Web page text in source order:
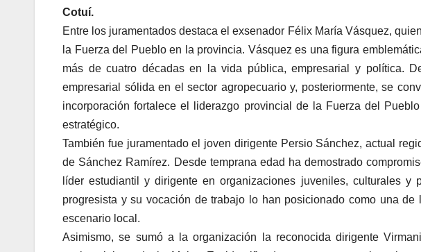
Cotuí.
Entre los juramentados destaca el exsenador Félix María Vásquez,
la Fuerza del Pueblo en la provincia. Vásquez es una figura
más de cuatro décadas en la vida pública, empresarial y política.
empresarial sólida en el sector agropecuario y, posteriormente, se
incorporación fortalece el liderazgo provincial de la Fuerza del
estratégico.
También fue juramentado el joven dirigente Persio Sánchez, actual
de Sánchez Ramírez. Desde temprana edad ha demostrado
líder estudiantil y dirigente en organizaciones juveniles, culturales
progresista y su vocación de trabajo lo han posicionado como una de
escenario local.
Asimismo, se sumó a la organización la reconocida dirigente